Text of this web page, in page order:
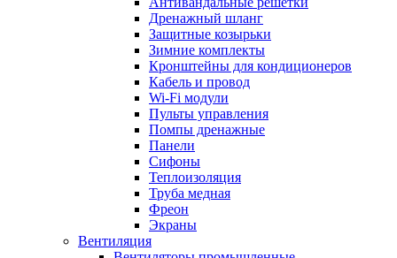
Дренажный шланг
Защитные козырьки
Зимние комплекты
Кронштейны для кондиционеров
Кабель и провод
Wi-Fi модули
Пульты управления
Помпы дренажные
Панели
Сифоны
Теплоизоляция
Труба медная
Фреон
Экраны
Вентиляция